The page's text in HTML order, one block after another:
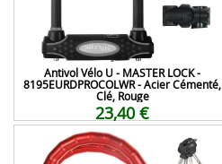
Antivol Vélo U - MASTER LOCK -
8195EURDPROCOLWR - Acier Cémenté,
Clé, Rouge
23,40 €